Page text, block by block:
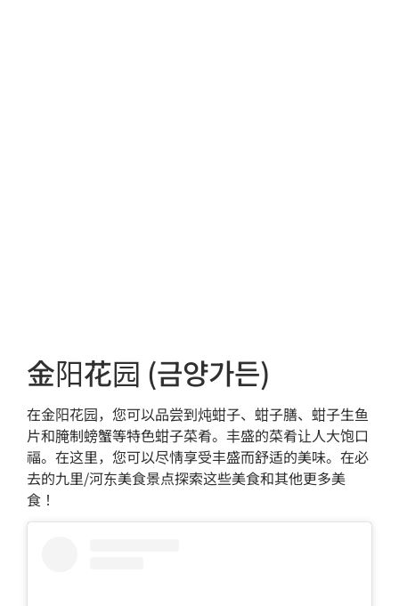
金阳花园 (금양가든)
在金阳花园，您可以品尝到炖蚶子、蚶子膳、蚶子生鱼
片和腌制螃蟹等特色蚶子菜肴。丰盛的菜肴让人大饱口
福。在这里，您可以尽情享受丰盛而舒适的美味。在必
去的九里/河东美食景点探索这些美食和其他更多美
食！